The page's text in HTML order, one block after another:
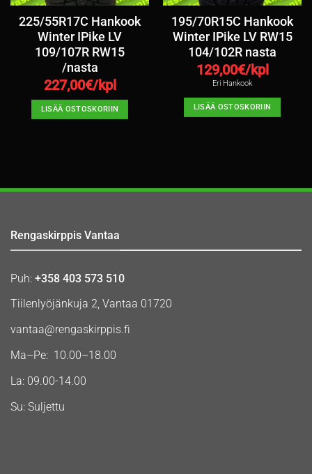
225/55R17C Hankook
Winter IPike LV
109/107R RW15
/nasta
227,00€/kpl
LISÄÄ OSTOSKORIIN
195/70R15C Hankook
Winter IPike LV RW15
104/102R nasta
129,00€/kpl
Eri Hankook
LISÄÄ OSTOSKORIIN
Rengaskirppis Vantaa
Puh: +358 403 573 510
Tiilenlyöjänkuja 2, Vantaa 01720
vantaa@rengaskirppis.fi
Ma–Pe: 10.00–18.00
La: 09.00-14.00
Su: Suljettu